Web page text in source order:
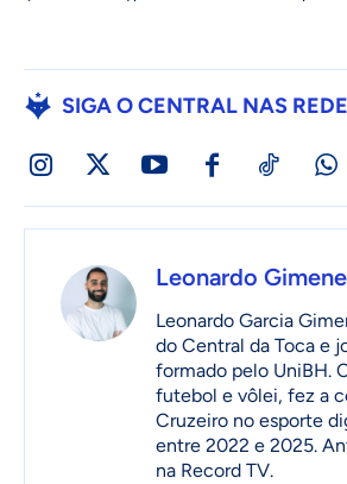
SIGA O CENTRAL NAS
Leonardo
Leonardo Garcia
do Central da Toca e
formado pelo UniBH.
futebol e vôlei, fez a
Cruzeiro no esporte
entre 2022 e 2025.
na Record TV.